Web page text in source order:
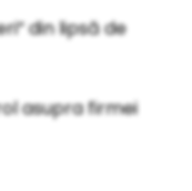
din lipsă de
asupra firmei